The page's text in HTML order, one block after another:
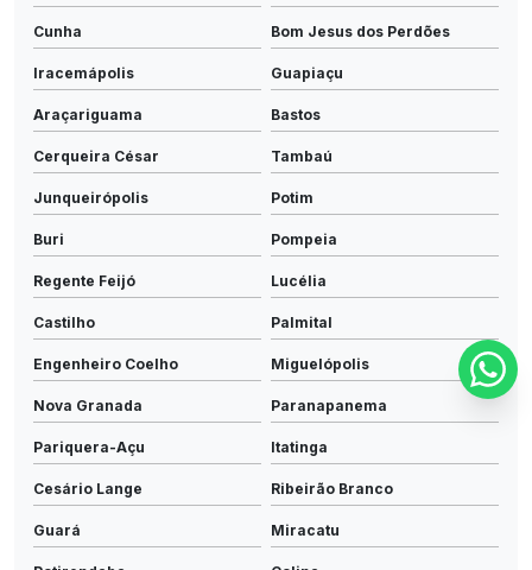
Cunha Bom Jesus dos Perdões
Iracemápolis Guapiaçu
Araçariguama Bastos
Cerqueira César Tambaú
Junqueirópolis Potim
Buri Pompeia
Regente Feijó Lucélia
Castilho Palmital
Engenheiro Coelho Miguelópolis
Nova Granada Paranapanema
Pariquera-Açu Itatinga
Cesário Lange Ribeirão Branco
Guará Miracatu